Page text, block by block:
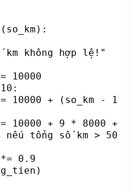
km không hợp lệ!"
10000
10000 + (so_km - 1)
= 10000 + 9 * 8000
nếu tổng số km > 50
*= 0.9